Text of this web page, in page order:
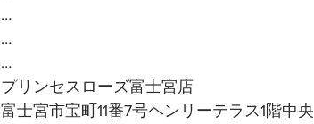
…
…
…
プリンセスローズ富士宮店
富士宮市宝町11番7号ヘンリーテラス1階中央